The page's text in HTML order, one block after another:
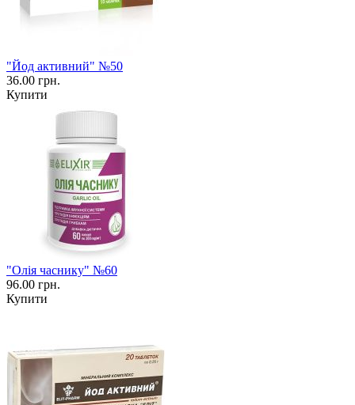
"Йод активний" №50
36.00 грн.
Купити
"Олія часнику" №60
96.00 грн.
Купити